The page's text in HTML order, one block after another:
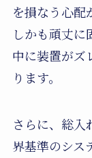
を損なう心配
しかも頑丈
中に装置がズ
ります。
さらに、総入
界基準のシス